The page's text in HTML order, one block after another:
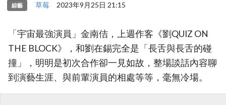
綜藝 草莓 2023年9月25日 21:15
「宇宙最強演員」金南佶，上週作客《劉QUIZ ON
THE BLOCK》，和劉在錫完全是「長舌與長舌的碰
撞」，明明是初次合作卻一見如故，整場談話內容聊
到演藝生涯、與前輩演員的相處等等，毫無冷場。